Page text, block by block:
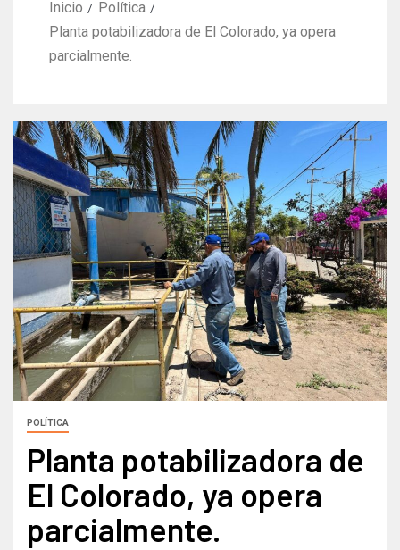
Inicio
Política
Planta potabilizadora de El Colorado, ya opera
parcialmente.
POLÍTICA
Planta potabilizadora de
El Colorado, ya opera
parcialmente.